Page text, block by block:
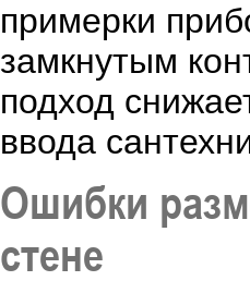
примерки
замкнутым
подход
ввода
Ошибки
стене